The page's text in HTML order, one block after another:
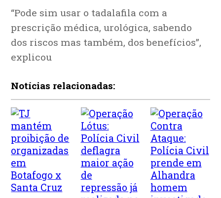
“Pode sim usar o tadalafila com a
prescrição médica, urológica, sabendo
dos riscos mas também, dos benefícios”,
explicou
Notícias relacionadas: